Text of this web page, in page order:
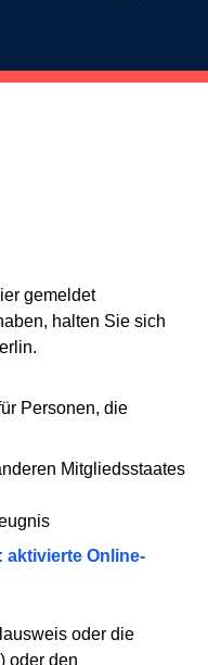
gemeldet
halten Sie sich
Personen, die
Mitgliedsstaates
aktivierte Online-
oder die
oder den